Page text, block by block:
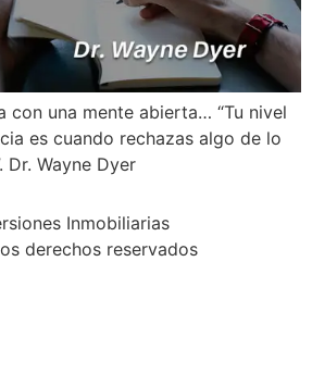
con una mente abierta… “Tu nivel
es cuando rechazas algo de lo
Dr. Wayne Dyer
Inmobiliarias
derechos reservados